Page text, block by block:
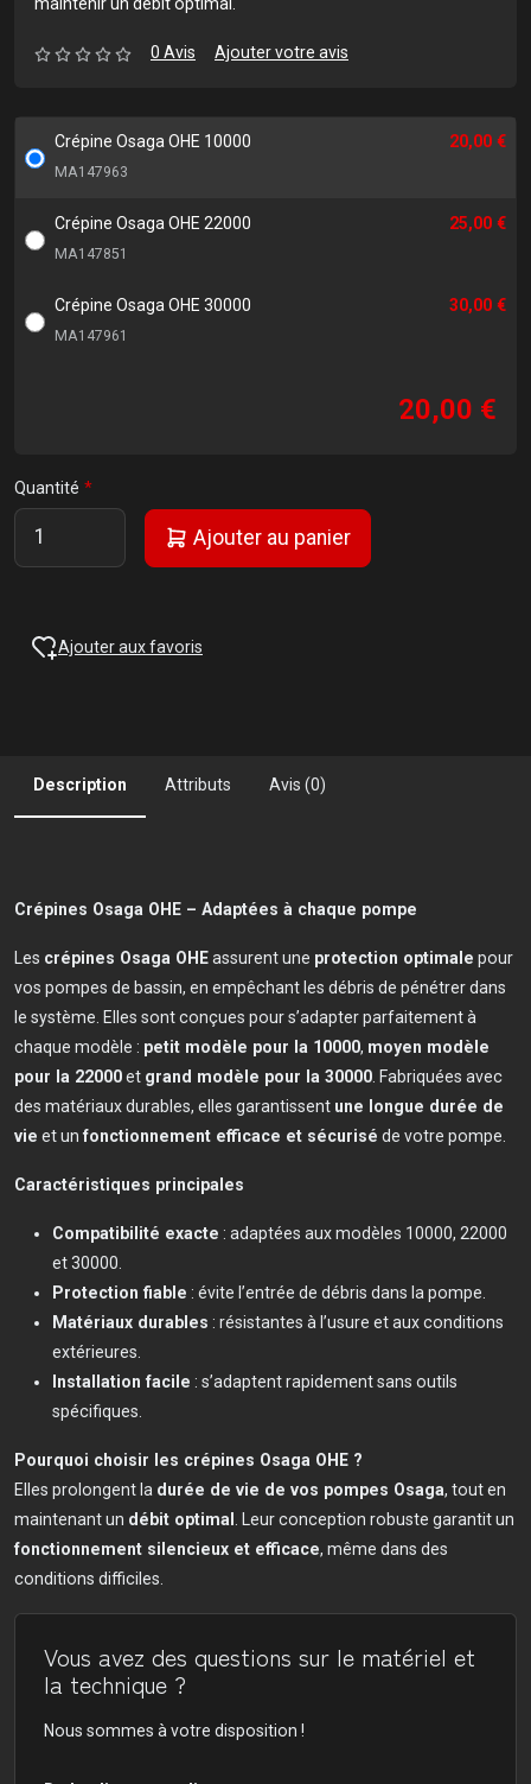
0 Avis Ajouter votre avis
Crépine Osaga OHE 10000
MA147963
20,00 €
Crépine Osaga OHE 22000
MA147851
25,00 €
Crépine Osaga OHE 30000
MA147961
30,00 €
20,00 €
Quantité
Ajouter au panier
Ajouter aux favoris
Description Attributs Avis (0)
Crépines Osaga OHE – Adaptées à chaque pompe
Les crépines Osaga OHEassurent une protection optimale pour
vos pompes de bassin, en empêchant les débris de pénétrer dans
le système. Elles sont conçues pour s’adapter parfaitement à
chaque modèle : petit modèle pour la 10000, moyen modèle
pour la 22000et grand modèle pour la 30000. Fabriquées avec
des matériaux durables, elles garantissent une longue durée de
vie et un fonctionnement efficace et sécurisé de votre pompe.
Caractéristiques principales
Compatibilité exacte : adaptées aux modèles 10000, 22000
et 30000.
Protection fiable : évite l’entrée de débris dans la pompe.
Matériaux durables : résistantes à l’usure et aux conditions
extérieures.
Installation facile : s’adaptent rapidement sans outils
spécifiques.
Pourquoi choisir les crépines Osaga OHE ?
Elles prolongent la durée de vie de vos pompes Osaga, tout en
maintenant un débit optimal . Leur conception robuste garantit un
fonctionnement silencieux et efficace, même dans des
conditions difficiles.
Vous avez des questions sur le matériel et
la technique ?
Nous sommes à votre disposition !